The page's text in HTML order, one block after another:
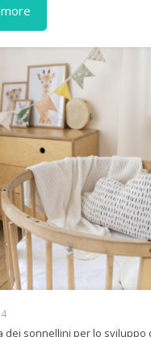
dei sonnellini per lo sviluppo